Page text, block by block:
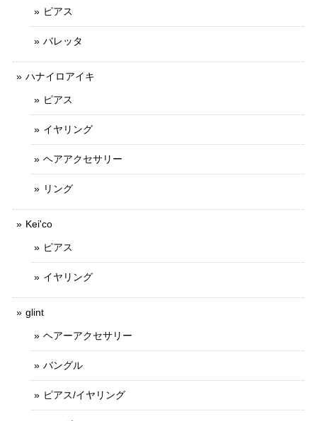
ピアス
バレッタ
ハナイロアイキ
ピアス
イヤリング
ヘアアクセサリー
リング
Kei'co
ピアス
イヤリング
glint
ヘアーアクセサリー
バングル
ピアス/イヤリング